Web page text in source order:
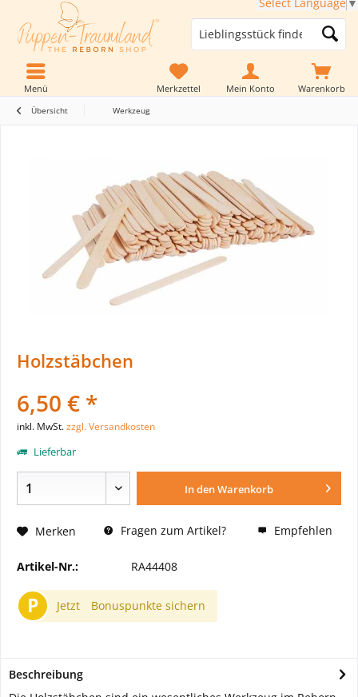
Warenkorb
Merkzettel Mein Konto
Menü
Übersicht Werkzeug
Holzstäbchen
6,50 € *
inkl. MwSt.zzgl. Versandkosten
Lieferbar
In denWarenkorb
Merken Fragen zum Artikel? Empfehlen
Artikel-Nr.: RA44408
P Jetzt Bonuspunkte sichern
Beschreibung